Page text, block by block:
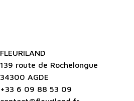
FLEURILAND
139 route de Rochelongue
34300 AGDE
+33 6 09 88 53 09